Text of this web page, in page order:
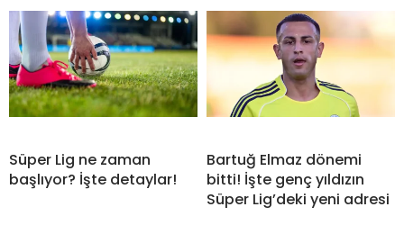
Süper Lig ne zaman
başlıyor? İşte detaylar!
Bartuğ Elmaz dönemi
bitti! İşte genç yıldızın
Süper Lig’deki yeni adresi